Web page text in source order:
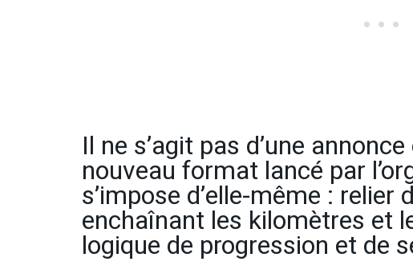
Il ne s’agit pas d’une
nouveau format lancé par
s’impose d’elle-même :
enchaînant les kilomètres et
logique de progression et de